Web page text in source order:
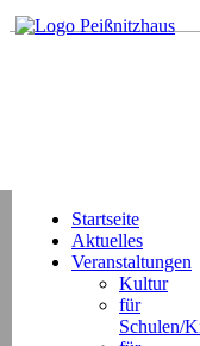
Startseite
Aktuelles
Veranstaltungen
Kultur
für
Schulen/